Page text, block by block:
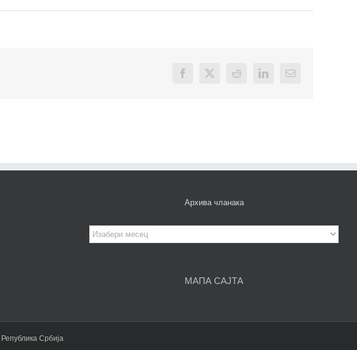
Facebook
X Reddit LinkedInEmail
Архива чланака
Архива
чланака
МАПА САЈТА
Република Србија